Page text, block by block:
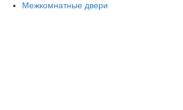
Межкомнатные двери